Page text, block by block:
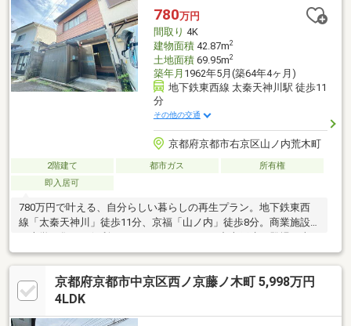
築25年の戸建てを、自分好みにリフォームして住みたい方にもお
すすめ。この価格帯で駅近・2沿線利用可能な戸建ては注目です。
お気軽にお問い合わせ下さい！
780万円
間取り 4K
建物面積42.87m2
土地面積69.95m2
築年月 1962年5月(築64年4ヶ月)
地下鉄東西線 太秦天神川駅 徒歩11
分
その他の交通
京都府京都市右京区山ノ内荒木町
2階建て 都市ガス
所有権
即入居可
780万円で叶える、自分らしい暮らしの再生プラン。地下鉄東西
線「太秦天神川」徒歩11分、京福「山ノ内」徒歩8分。商業施設
面から光が差し込む居室は、リノベーション次第で理想の空間
に。コンパクトながらも、暮らしの可能性を広げる“再生素材”で
す。【おすすめポイント】・２沿線利用可能・約２１坪の土地・
京都ファミリー徒歩5分・大学近く・充実した周辺環境・閑静な住
京都府京都市中京区西ノ京藤ノ木町 5,998万円
4LDK